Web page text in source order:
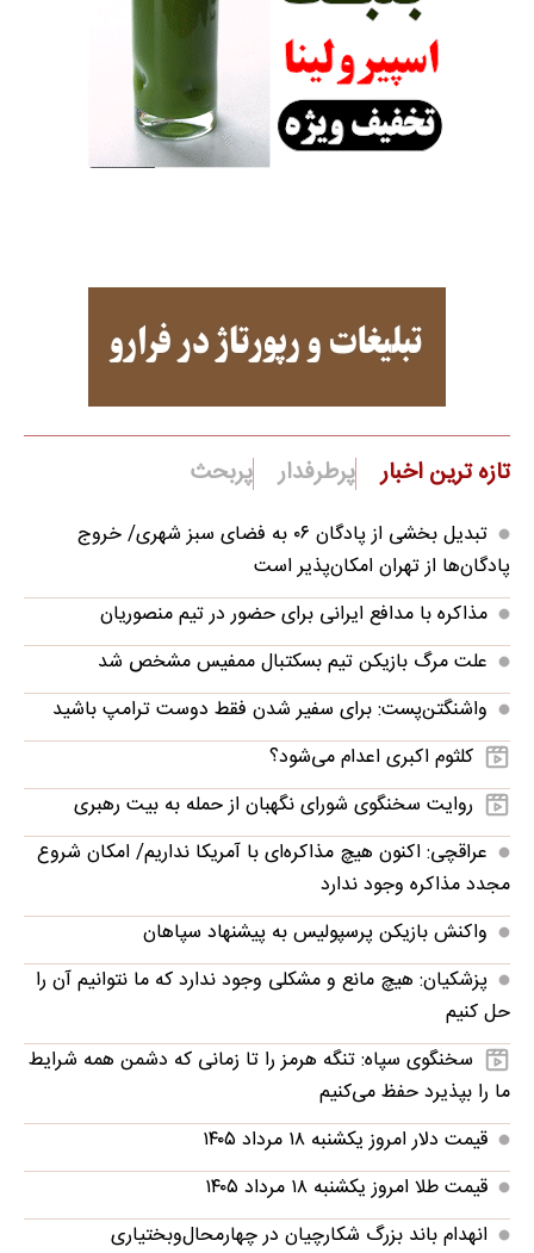
تازه ترین اخبار پرطرفدار پربحث
تبدیل بخشی از پادگان ۰۶ به فضای سبز شهری/ خروج
پادگان‌ها از تهران امکان‌پذیر است
مذاکره با مدافع ایرانی برای حضور در تیم منصوریان
علت مرگ بازیکن تیم بسکتبال ممفیس مشخص شد
واشنگتن‌پست: برای سفیر شدن فقط دوست ترامپ باشید
کلثوم اکبری اعدام می‌شود؟
روایت سخنگوی شورای نگهبان از حمله به بیت رهبری
عراقچی: اکنون هیچ مذاکره‌ای با آمریکا نداریم/ امکان شروع
مجدد مذاکره وجود ندارد
واکنش بازیکن پرسپولیس به پیشنهاد سپاهان
پزشکیان: هیچ مانع و مشکلی وجود ندارد که ما نتوانیم آن را
حل کنیم
سخنگوی سپاه: تنگه هرمز را تا زمانی که دشمن همه‌ شرایط
ما را بپذیرد حفظ می‌کنیم
قیمت دلار امروز یکشنبه ۱۸ مرداد ۱۴۰۵
قیمت طلا امروز یکشنبه ۱۸ مرداد ۱۴۰۵
انهدام باند بزرگ شکارچیان در چهارمحال‌وبختیاری